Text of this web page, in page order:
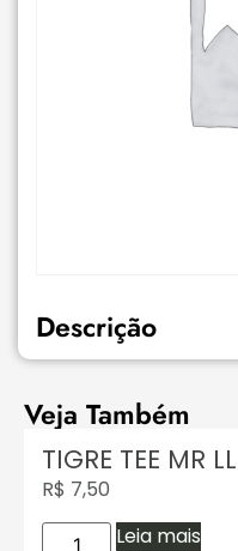
Descrição
Veja Também
TIGRE TEE MR
R$ 7,50
Leia mais